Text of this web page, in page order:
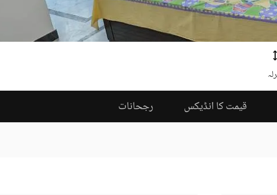
قیمت کا انڈیکس رجحانات